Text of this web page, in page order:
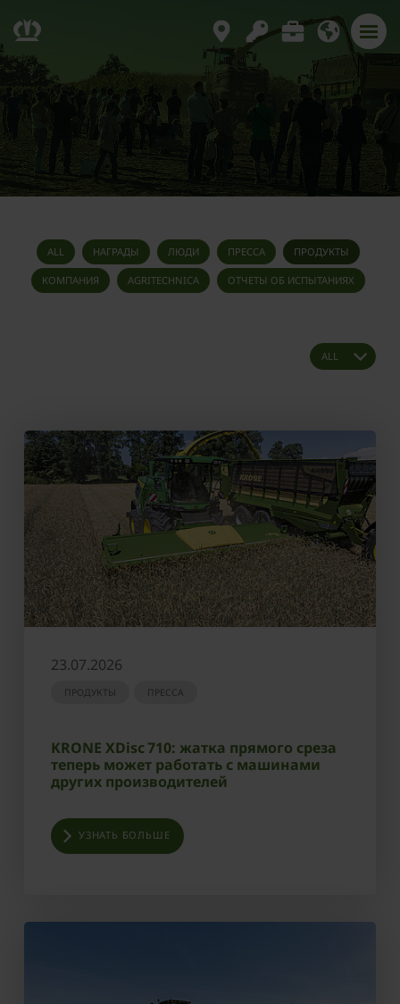
ALL НАГРАДЫ ЛЮДИ ПРЕССА ПРОДУКТЫ
КОМПАНИЯ AGRITECHNICA ОТЧЕТЫ ОБ ИСПЫТАНИЯХ
23.07.2026
ПРОДУКТЫ ПРЕССА
KRONE XDisc 710: жатка прямого среза
теперь может работать с машинами
других производителей
УЗНАТЬ БОЛЬШЕ